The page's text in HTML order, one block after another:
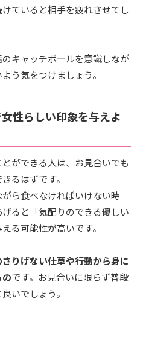
ていると相手を疲れさせてし
キャッチボールを意識しなが
う気をつけましょう。
性らしい印象を与えよ
ができる人は、お見合いでも
るはずです。
ら食べなければいけない時
ると「気配りのできる優しい
る可能性が高いです。
さりげない仕草や行動から身に
です。お見合いに限らず普段
いでしょう。